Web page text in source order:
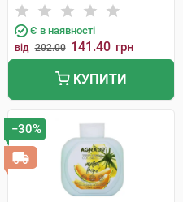
С.Л.У.
Є в наявності
від 202.00 141.40 грн
КУПИТИ
−30%